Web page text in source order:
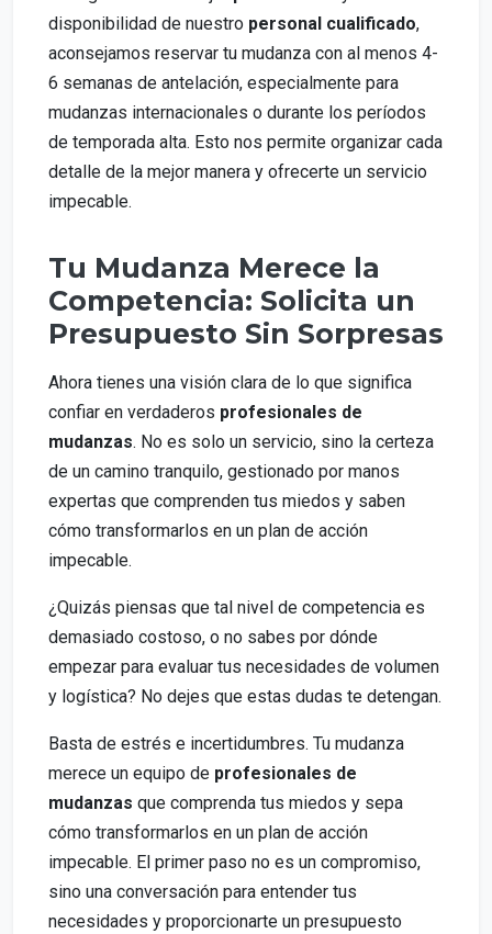
disponibilidad de nuestro personal cualificado,
aconsejamos reservar tu mudanza con al menos 4-
6 semanas de antelación, especialmente para
mudanzas internacionales o durante los períodos
de temporada alta. Esto nos permite organizar cada
detalle de la mejor manera y ofrecerte un servicio
impecable.
Tu Mudanza Merece la
Competencia: Solicita un
Presupuesto Sin Sorpresas
Ahora tienes una visión clara de lo que significa
confiar en verdaderos profesionales de
mudanzas. No es solo un servicio, sino la certeza
de un camino tranquilo, gestionado por manos
expertas que comprenden tus miedos y saben
cómo transformarlos en un plan de acción
impecable.
¿Quizás piensas que tal nivel de competencia es
demasiado costoso, o no sabes por dónde
empezar para evaluar tus necesidades de volumen
y logística? No dejes que estas dudas te detengan.
Basta de estrés e incertidumbres. Tu mudanza
merece un equipo de profesionales de
mudanzas que comprenda tus miedos y sepa
cómo transformarlos en un plan de acción
impecable. El primer paso no es un compromiso,
sino una conversación para entender tus
necesidades y proporcionarte un presupuesto